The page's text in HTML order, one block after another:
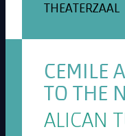
THEATERZAAL
CEMILE
TO THE
ALICAN